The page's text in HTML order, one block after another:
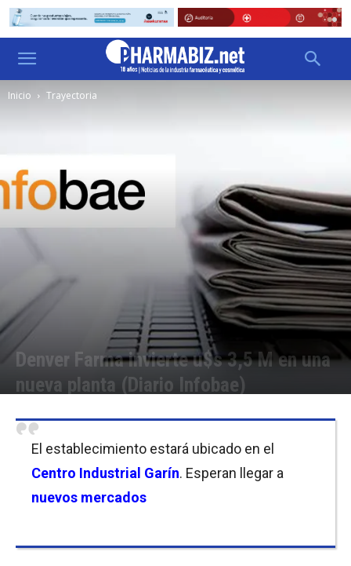
Inicio Trayectoria
Denver Farma invierte u$s 3,5 M en una
nueva planta (Diario Infobae)
El establecimiento estará ubicado en el
Centro Industrial Garín. Esperan llegar a
nuevos mercados